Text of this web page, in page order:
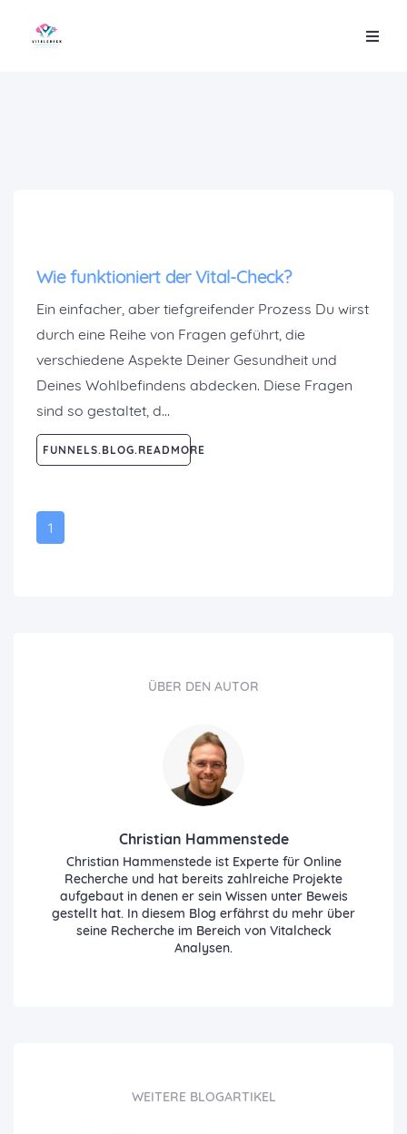
Wie funktioniert der Vital-Check?
Ein einfacher, aber tiefgreifender Prozess Du wirst
durch eine Reihe von Fragen geführt, die
verschiedene Aspekte Deiner Gesundheit und
Deines Wohlbefindens abdecken. Diese Fragen
sind so gestaltet, d…
FUNNELS.BLOG.READMORE
1
ÜBER DEN AUTOR
Christian Hammenstede
Christian Hammenstede ist Experte für Online
Recherche und hat bereits zahlreiche Projekte
aufgebaut in denen er sein Wissen unter Beweis
gestellt hat. In diesem Blog erfährst du mehr über
seine Recherche im Bereich von Vitalcheck
Analysen.
WEITERE BLOGARTIKEL